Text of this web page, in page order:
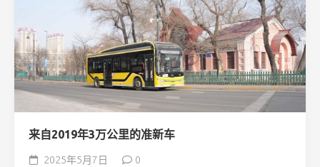
来自2019年3万公里的准新车
2025年5月7日 0